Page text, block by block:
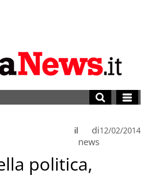
di
news
il 12/02/2014
politica,